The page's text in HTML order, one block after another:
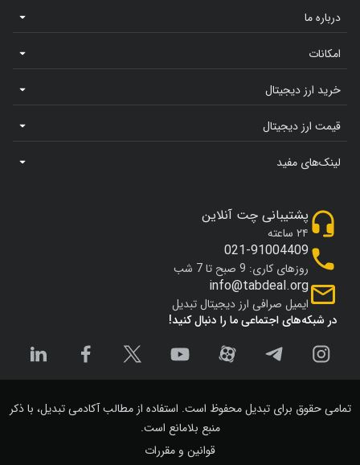
درباره ما
امکانات
خرید ارز دیجیتال
قیمت ارز دیجیتال
لینک‌های مفید
در شبکه‌های اجتماعی ما را دنبال کنید!
پشتیبانی چت آنلاین
۲۴ ساعته
021-91004409
روزهای کاری: 9 صبح تا 7 شب
info@tabdeal.org
ایمیل صرافی ارز دیجیتال تبدیل
تمامی حقوق برای تبدیل محفوظ است. استفاده از مطالب آکادمی تبدیل، با ذکر
منبع بلامانع است.
قوانین و مقررات